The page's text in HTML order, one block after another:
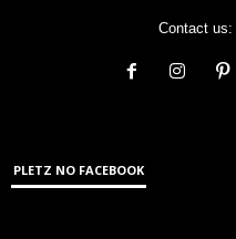
Contact us:
PLETZ NO FACEBOOK